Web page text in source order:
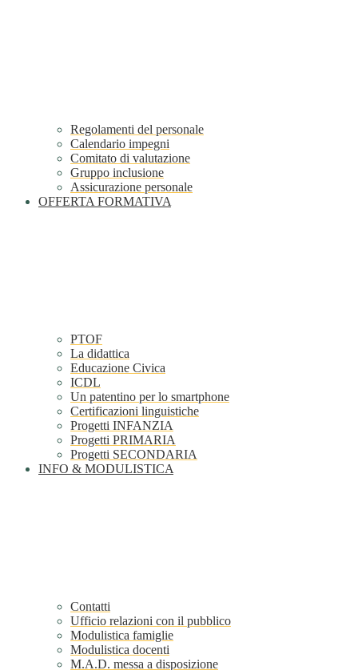
Regolamenti del personale
Calendario impegni
Comitato di valutazione
Gruppo inclusione
Assicurazione personale
OFFERTA FORMATIVA
PTOF
La didattica
Educazione Civica
ICDL
Un patentino per lo smartphone
Certificazioni linguistiche
Progetti INFANZIA
Progetti PRIMARIA
Progetti SECONDARIA
INFO & MODULISTICA
Contatti
Ufficio relazioni con il pubblico
Modulistica famiglie
Modulistica docenti
M.A.D. messa a disposizione